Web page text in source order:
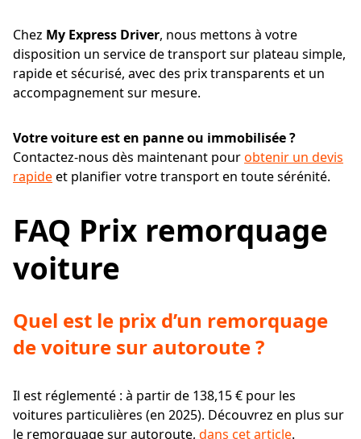
Chez My Express Driver, nous mettons à votre
disposition un service de transport sur plateau simple,
rapide et sécurisé, avec des prix transparents et un
accompagnement sur mesure.
Votre voiture est en panne ou immobilisée ?
Contactez-nous dès maintenant pourobtenir un devis
rapideet planifier votre transport en toute sérénité.
FAQ Prix remorquage
voiture
Quel est le prix d’un remorquage
de voiture sur autoroute ?
Il est réglementé : à partir de 138,15 € pour les
voitures particulières (en 2025). Découvrez en plus sur
le remorquage sur autoroute, dans cet article.